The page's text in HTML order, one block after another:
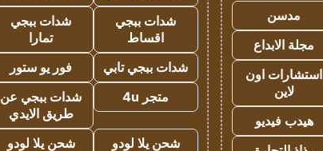
مدسن
مجلة الابداع
استشارات اون
لاين
هيدب فيديو
شدات ببجي
اقساط
شدات ببجي
تمارا
شدات ببجي تابي
فور يو ستور
متجر 4u
شدات ببجي عن
طريق الايدي
شحن يلا لودو
شحن يلا لودو